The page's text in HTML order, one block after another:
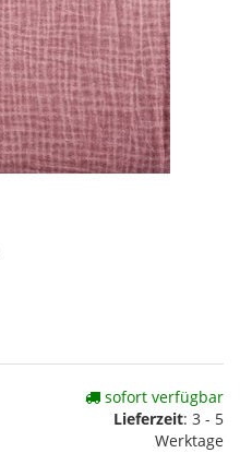
sofort verfügbar
Lieferzeit: 3 - 5
Werktage